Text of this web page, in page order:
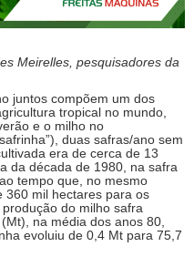
Meirelles, pesquisadores da
juntos compõem um dos
tropical no mundo,
e o milho no
duas safras/ano sem
era de cerca de 13
da década de 1980, na safra
tempo que, no mesmo
360 mil hectares para os
do milho safra
na média dos anos 80,
evoluiu de 0,4 Mt para 75,7